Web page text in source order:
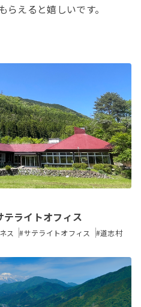
えると嬉しいです。
ライトオフィス
ス #サテライトオフィス #道志村